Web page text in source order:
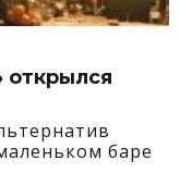
открылся
баре